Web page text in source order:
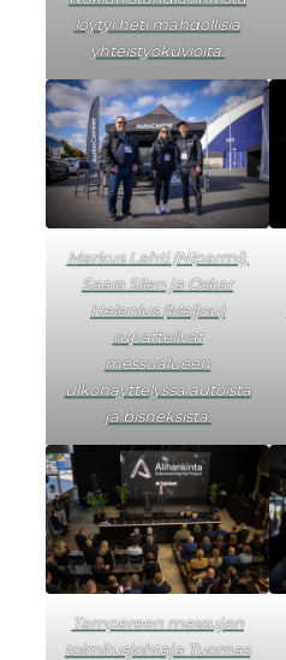
löytyi heti mahdollisia
yhteistyökuvioita.
Markus Lahti (Niparmi),
Saara Silen ja Oskar
Helenius (Meijou)
rupattelivat
messualueen
ulkonäyttelyssä autoista
ja bisneksistä.
Tampereen messujen
toimitusjohtaja Tuomas